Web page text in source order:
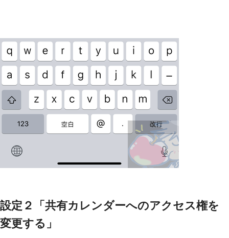
設定２「共有カレンダーへのアクセス権を
変更する」